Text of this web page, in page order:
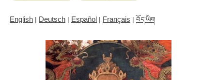
English | Deutsch | Español | Français | བོད་ཡིག